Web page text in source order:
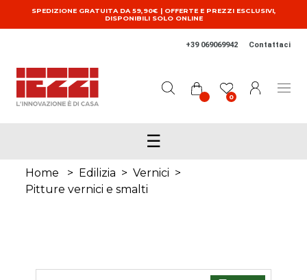
Salta al contenuto principale
SPEDIZIONE GRATUITA DA 59,90€ | OFFERTE E PREZZI ESCLUSIVI,
DISPONIBILI SOLO ONLINE
+39 069069942 Contattaci
0
☰
Home > Edilizia > Vernici >
Pitture vernici e smalti